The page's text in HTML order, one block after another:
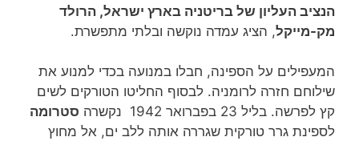
הנציב העליון של בריטניה בארץ ישראל, הרולד
מק-מייקל, הציג עמדה נוקשה ובלתי מתפשרת.
המעפילים על הספינה, חבלו במנועה בכדי למנוע את
שילוחם חזרה לרומניה. לבסוף החליטו הטורקים לשים
קץ לפרשה. בליל 23 בפברואר 1942 נקשרה
סטרומה
לספינת גרר טורקית שגררה אותה ללב ים, אל מחוץ